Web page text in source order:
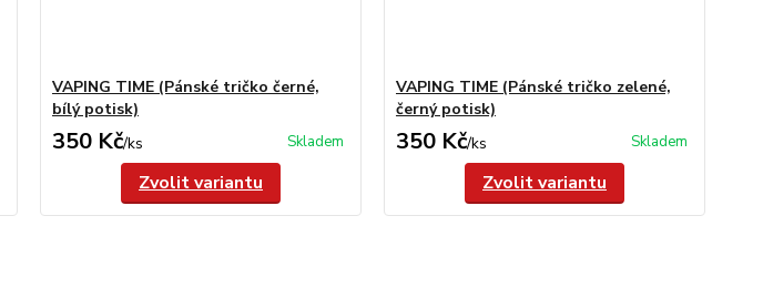
VAPING TIME (Pánské tričko černé,
bílý potisk)
350 Kč/ks Skladem
Zvolit variantu
VAPING TIME (Pánské tričko zelené,
černý potisk)
350 Kč/ks Skladem
Zvolit variantu